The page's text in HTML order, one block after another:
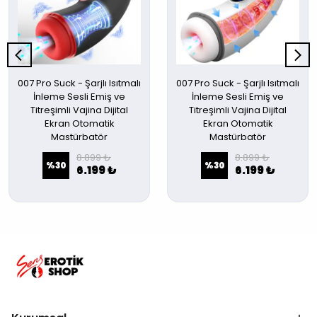
007 Pro Suck - Şarjlı Isıtmalı
İnleme Sesli Emiş ve
Titreşimli Vajina Dijital
Ekran Otomatik
Mastürbatör
%30
8.899 ₺
6.199 ₺
007 Pro Suck - Şarjlı Isıtmalı
İnleme Sesli Emiş ve
Titreşimli Vajina Dijital
Ekran Otomatik
Mastürbatör
%30
8.899 ₺
6.199 ₺